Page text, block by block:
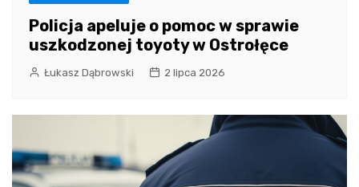
Policja apeluje o pomoc w sprawie
uszkodzonej toyoty w Ostrołęce
Łukasz Dąbrowski 2 lipca 2026